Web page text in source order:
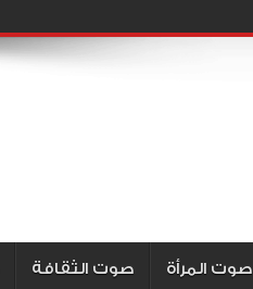
صوت المرأة صوت الثقافة